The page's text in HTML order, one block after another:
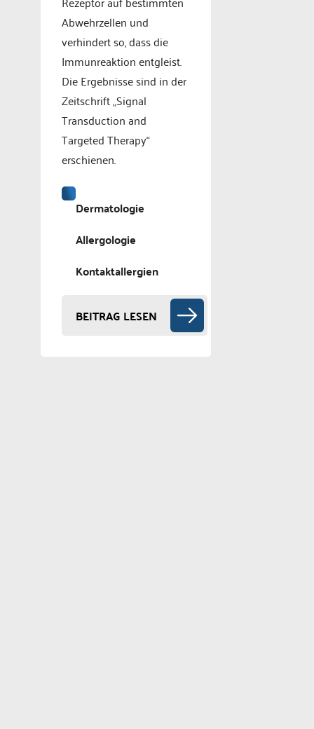
Abwehrzellen und
verhindert so, dass die
Immunreaktion entgleist.
Die Ergebnisse sind in der
Zeitschrift „Signal
Transduction and
Targeted Therapy“
erschienen.
Dermatologie
Allergologie
Kontaktallergien
BEITRAG LESEN